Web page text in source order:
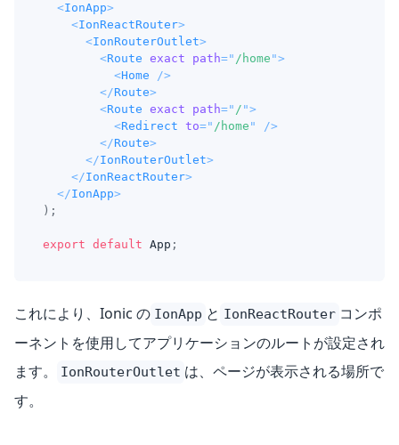
<IonApp>
<IonReactRouter>
<IonRouterOutlet>
<Route exact path=" /home ">
<Home
/>
</Route>
<Route exact path=" / ">
<Redirect to=" /home "
/>
</Route>
</IonRouterOutlet>
</IonReactRouter>
</IonApp>
) ;
export default App ;
これにより、Ionic の IonApp と IonReactRouter コンポ
ーネントを使用してアプリケーションのルートが設定され
ます。
IonRouterOutlet は、ページが表示される場所で
す。